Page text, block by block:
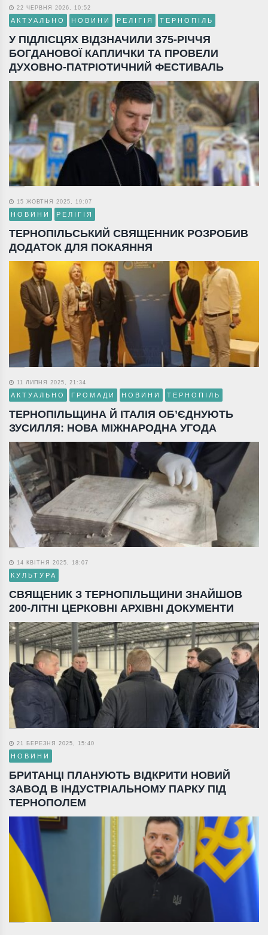
22 ЧЕРВНЯ 2026, 10:52
АКТУАЛЬНО НОВИНИ РЕЛІГІЯ ТЕРНОПІЛЬ
У ПІДЛІСЦЯХ ВІДЗНАЧИЛИ 375-РІЧЧЯ
БОГДАНОВОЇ КАПЛИЧКИ ТА ПРОВЕЛИ
ДУХОВНО-ПАТРІОТИЧНИЙ ФЕСТИВАЛЬ
15 ЖОВТНЯ 2025, 19:07
НОВИНИ РЕЛІГІЯ
ТЕРНОПІЛЬСЬКИЙ СВЯЩЕННИК РОЗРОБИВ
ДОДАТОК ДЛЯ ПОКАЯННЯ
11 ЛИПНЯ 2025, 21:34
АКТУАЛЬНО ГРОМАДИ НОВИНИ ТЕРНОПІЛЬ
ТЕРНОПІЛЬЩИНА Й ІТАЛІЯ ОБ’ЄДНУЮТЬ
ЗУСИЛЛЯ: НОВА МІЖНАРОДНА УГОДА
14 КВІТНЯ 2025, 18:07
КУЛЬТУРА
СВЯЩЕНИК З ТЕРНОПІЛЬЩИНИ ЗНАЙШОВ
200-ЛІТНІ ЦЕРКОВНІ АРХІВНІ ДОКУМЕНТИ
21 БЕРЕЗНЯ 2025, 15:40
НОВИНИ
БРИТАНЦІ ПЛАНУЮТЬ ВІДКРИТИ НОВИЙ
ЗАВОД В ІНДУСТРІАЛЬНОМУ ПАРКУ ПІД
ТЕРНОПОЛЕМ